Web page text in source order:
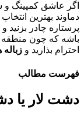
اگر عاشق کمپینگ
دماوند بهترین
پرستاره چادر بزنید
باشه که چون
احترام بذارید و
فهرست مطالب
دشت لار یا